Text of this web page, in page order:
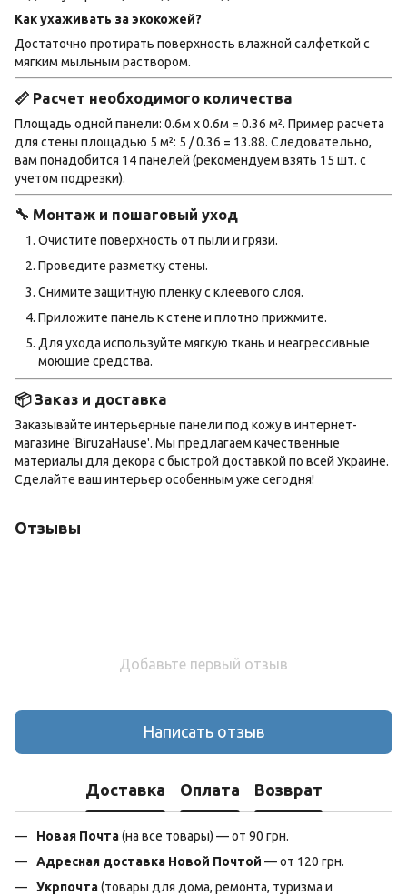
Как ухаживать за экокожей?
Достаточно протирать поверхность влажной салфеткой с
мягким мыльным раствором.
📏 Расчет необходимого количества
Площадь одной панели: 0.6м х 0.6м = 0.36 м². Пример расчета
для стены площадью 5 м²: 5 / 0.36 = 13.88. Следовательно,
вам понадобится 14 панелей (рекомендуем взять 15 шт. с
учетом подрезки).
🔧 Монтаж и пошаговый уход
Очистите поверхность от пыли и грязи.
Проведите разметку стены.
Снимите защитную пленку с клеевого слоя.
Приложите панель к стене и плотно прижмите.
Для ухода используйте мягкую ткань и неагрессивные
моющие средства.
📦 Заказ и доставка
Заказывайте интерьерные панели под кожу в интернет-
магазине 'BiruzaHause'. Мы предлагаем качественные
материалы для декора с быстрой доставкой по всей Украине.
Сделайте ваш интерьер особенным уже сегодня!
Отзывы
Добавьте первый отзыв
Написать отзыв
Доставка Оплата Возврат
Новая Почта(на все товары) — от 90 грн.
Адресная доставка Новой Почтой — от 120 грн.
Укрпочта(товары для дома, ремонта, туризма и